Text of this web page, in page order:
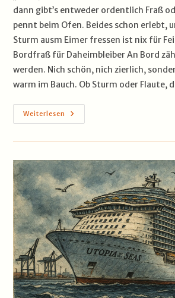
dann gibt’s entweder ordentlich Fraß
pennt beim Ofen. Beides schon erlebt,
Sturm ausm Eimer fressen ist nix für
Bordfraß für Daheimbleiber An Bord
werden. Nich schön, nich zierlich,
warm im Bauch. Ob Sturm oder Flaute,
Weiterlesen Wenn
Die
Beste
Bordrezepte
Für
Daheim